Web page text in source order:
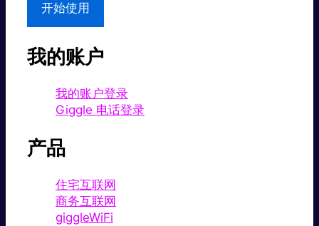
开始使用
我的账户
我的账户登录
Giggle 电话登录
产品
住宅互联网
商务互联网
giggleWiFi